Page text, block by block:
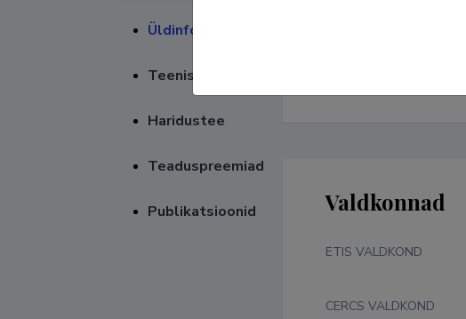
Üldinfo
Teenistuskäik
Haridustee
Teaduspreemiad
Publikatsioonid
Eesti
Valdkonnad
ETIS VALDKOND
CERCS VALDKOND